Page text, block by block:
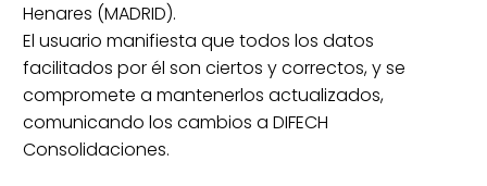
Henares (MADRID).
El usuario manifiesta que todos los datos
facilitados por él son ciertos y correctos, y se
compromete a mantenerlos actualizados,
comunicando los cambios a DIFECH
Consolidaciones.